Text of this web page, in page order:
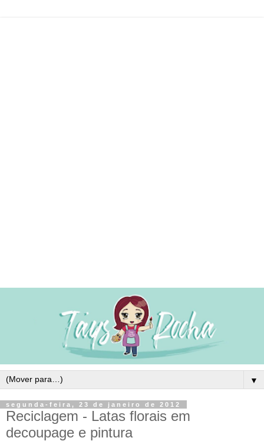
▼
segunda-feira, 23 de janeiro de 2012
Reciclagem - Latas florais em
decoupage e pintura